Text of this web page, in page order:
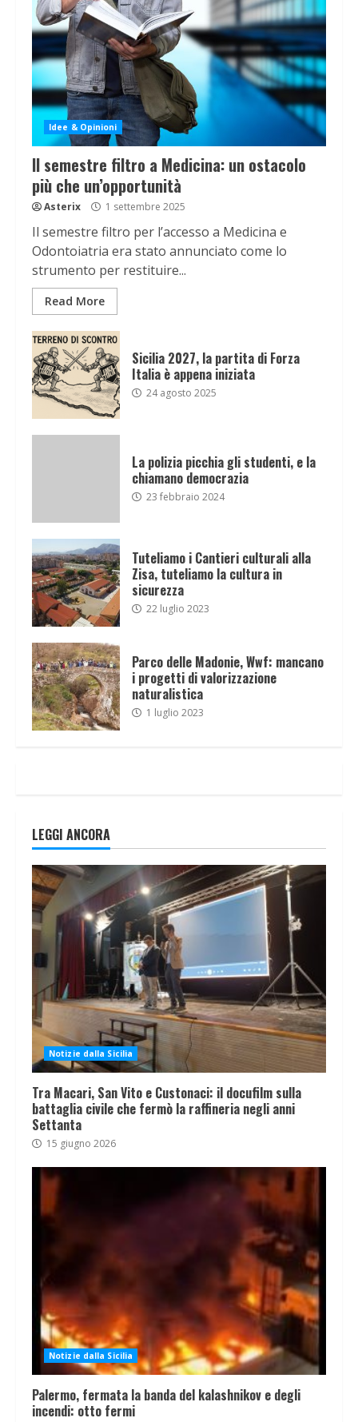
Idee & Opinioni
Il semestre filtro a Medicina: un ostacolo
più che un’opportunità
Asterix 1 settembre 2025
Il semestre filtro per l’accesso a Medicina e
Odontoiatria era stato annunciato come lo
strumento per restituire...
Read More
Sicilia 2027, la partita di Forza
Italia è appena iniziata
24 agosto 2025
La polizia picchia gli studenti, e la
chiamano democrazia
23 febbraio 2024
Tuteliamo i Cantieri culturali alla
Zisa, tuteliamo la cultura in
sicurezza
22 luglio 2023
Parco delle Madonie, Wwf: mancano
i progetti di valorizzazione
naturalistica
1 luglio 2023
LEGGI ANCORA
Notizie dalla Sicilia
Tra Macari, San Vito e Custonaci: il docufilm sulla
battaglia civile che fermò la raffineria negli anni
Settanta
15 giugno 2026
Notizie dalla Sicilia
Palermo, fermata la banda del kalashnikov e degli
incendi: otto fermi